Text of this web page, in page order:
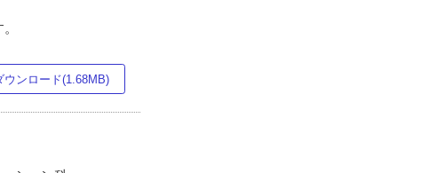
ウンロード(1.68MB)